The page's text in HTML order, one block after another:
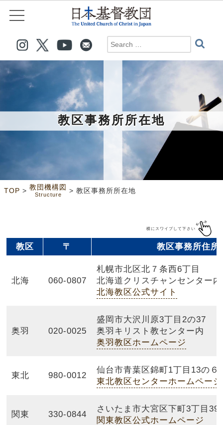
教区事務所所在地
TOP > 教団機構図
Structure
> 教区事務所所在地
教区 〒 教区事務所住所
北海 060-0807
札幌市北区北７条西6丁目
北海道クリスチャンセンター内
北海教区公式サイト
奥羽 020-0025
盛岡市大沢川原3丁目2の37
奥羽キリスト教センター内
奥羽教区ホームページ
東北 980-0012
仙台市青葉区錦町1丁目13の６
東北教区センターホームページ
関東 330-0844
さいたま市大宮区下町3丁目39
関東教区公式ホームページ